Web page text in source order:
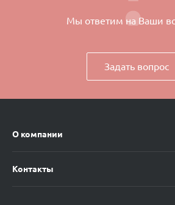
Мы ответим на Ваши
Задать вопрос
О компании
Контакты